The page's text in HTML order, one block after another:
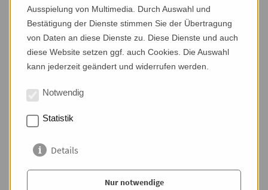
Penthouse mit Traumblick
Wohnfläche
Zimmer
Ausspielung von Multimedia. Durch Auswahl und
Bestätigung der Dienste stimmen Sie der Übertragung
von Daten an diese Dienste zu. Diese Dienste und auch
diese Website setzen ggf. auch Cookies. Die Auswahl
kann jederzeit geändert und widerrufen werden.
Notwendig
Statistik
Details
Nur notwendige